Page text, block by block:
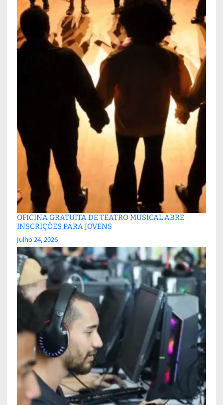
OFICINA GRATUITA DE TEATRO MUSICAL ABRE
INSCRIÇÕES PARA JOVENS
Julho 24, 2026